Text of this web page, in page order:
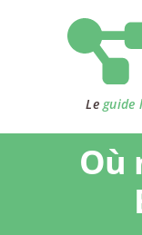
Le guide
Où